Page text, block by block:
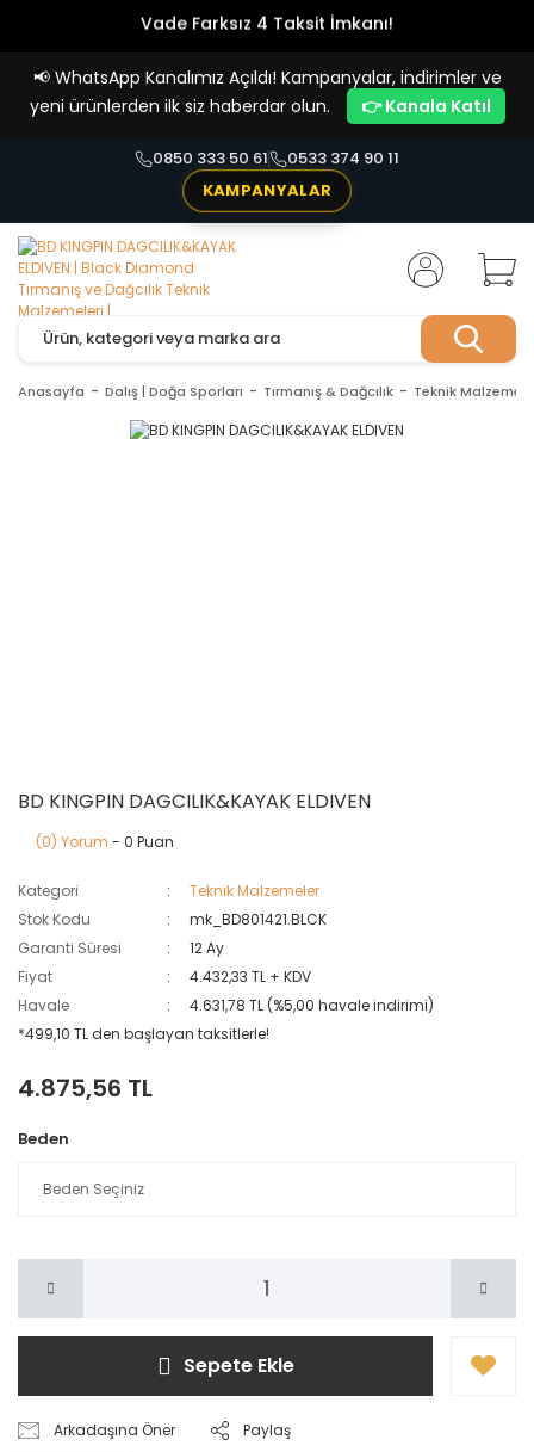
Vade Farksız 4 Taksit İmkanı!
📢 WhatsApp Kanalımız Açıldı! Kampanyalar, indirimler ve
yeni ürünlerden ilk siz haberdar olun.
👉 Kanala Katıl
0850 333 50 61
0533 374 90 11
KAMPANYALAR
Anasayfa Dalış | Doğa Sporları Tırmanış & Dağcılık Teknik
BD KINGPIN DAGCILIK&KAYAK ELDIVEN
(0) Yorum - 0 Puan
Kategori
Teknik Malzemeler
Stok Kodu
mk_BD801421.BLCK
Garanti Süresi
12 Ay
Fiyat
4.432,33 TL + KDV
Havale
4.631,78 TL (%5,00 havale indirimi)
*499,10 TL den başlayan taksitlerle!
4.875,56 TL
Beden
Sepete Ekle
Arkadaşına Öner Paylaş